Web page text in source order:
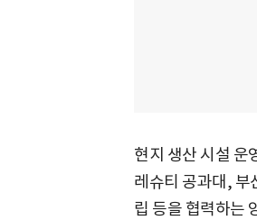
현지 생산 시설 운
레슈티 공과대, 부
립 등을 협력하